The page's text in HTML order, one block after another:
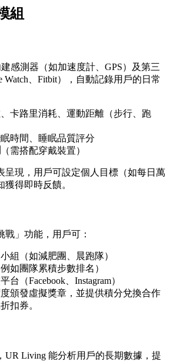
組
感測器（如加速度計、GPS）及第三
Watch、Fitbit），自動記錄用戶的日常
、卡路里消耗、運動距離（步行、跑
時間、睡眠品質評分
（需搭配穿戴裝置）
呈現，用戶可設定個人目標（如每日萬
得即時反饋。
戰」功能，用戶可：
組（如減肥團、晨跑隊）
如團隊累積步數排名）
台（Facebook、Instagram）
頒發虛擬獎章，並提供積分兌換合作
扣券。
UR Living 能分析用戶的長期數據，提